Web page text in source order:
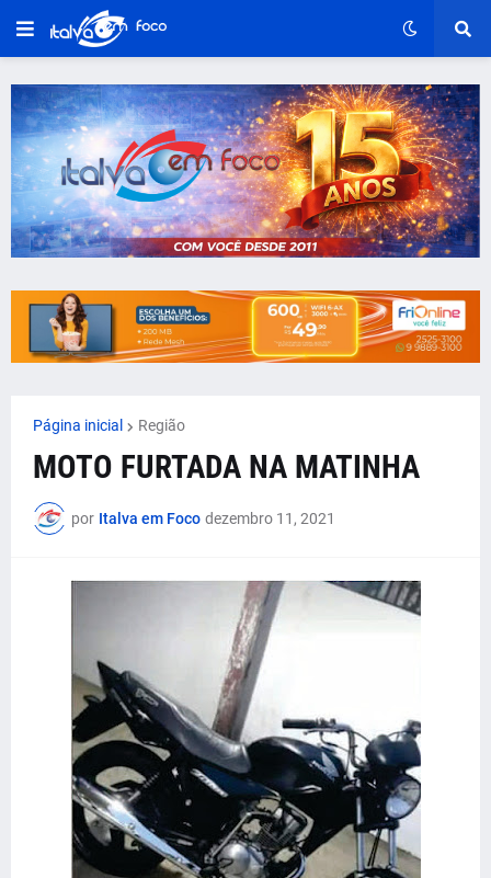
Página inicial Região
MOTO FURTADA NA MATINHA
por Italva em Foco dezembro 11, 2021